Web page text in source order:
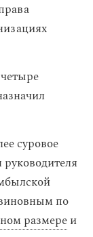
суровое
по
размереи